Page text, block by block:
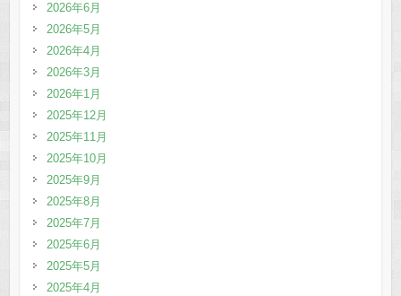
2026年6月
2026年5月
2026年4月
2026年3月
2026年1月
2025年12月
2025年11月
2025年10月
2025年9月
2025年8月
2025年7月
2025年6月
2025年5月
2025年4月